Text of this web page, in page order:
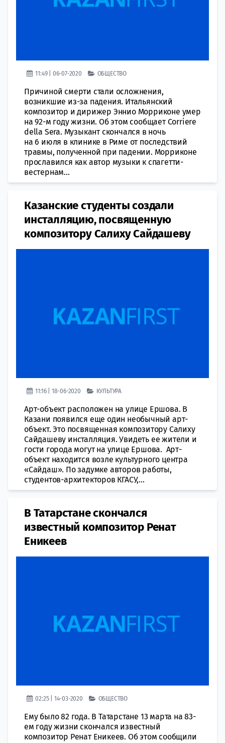
11:49 | 06-07-2020 ОБЩЕСТВО
Причиной смерти стали осложнения,
возникшие из-за падения. Итальянский
композитор и дирижер Эннио Морриконе умер
на 92-м году жизни. Об этом сообщает Corriere
della Sera. Музыкант скончался в ночь
на 6 июля в клинике в Риме от последствий
травмы, полученной при падении. Морриконе
прославился как автор музыки к спагетти-
вестернам...
Казанские студенты создали
инсталляцию, посвященную
композитору Салиху Сайдашеву
11:16 | 18-06-2020 КУЛЬТУРА
Арт-объект расположен на улице Ершова. В
Казани появился еще один необычный арт-
объект. Это посвященная композитору Салиху
Сайдашеву инсталляция. Увидеть ее жители и
гости города могут на улице Ершова. Арт-
объект находится возле культурного центра
«Сайдаш». По задумке авторов работы,
студентов-архитекторов КГАСУ,...
В Татарстане скончался
известный композитор Ренат
Еникеев
02:25 | 14-03-2020 ОБЩЕСТВО
Ему было 82 года. В Татарстане 13 марта на 83-
ем году жизни скончался известный
композитор Ренат Еникеев. Об этом сообщили